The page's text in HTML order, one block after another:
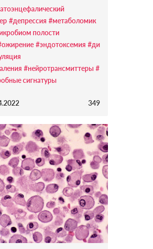
#депрессия #метаболомик
полости
#эндотоксемия #ди
#нейротрансмиттеры #
сигнатуры
349